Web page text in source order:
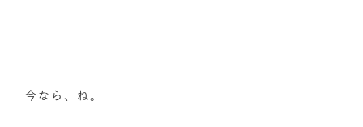
今なら、ね。